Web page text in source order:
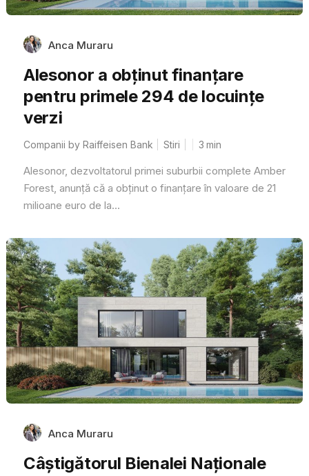
Anca Muraru
Alesonor a obținut finanțare
pentru primele 294 de locuințe
verzi
Companii by Raiffeisen Bank Stiri 3 min
Alesonor, dezvoltatorul primei suburbii complete Amber
Forest, anunță că a obținut o finanțare în valoare de 21
milioane euro de la...
Anca Muraru
Câștigătorul Bienalei Naționale